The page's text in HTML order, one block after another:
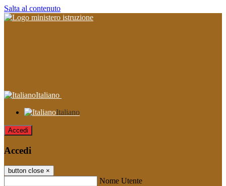
Salta al contenuto
Italiano
Italiano
Accedi
Accedi
button close ×
Nome Utente